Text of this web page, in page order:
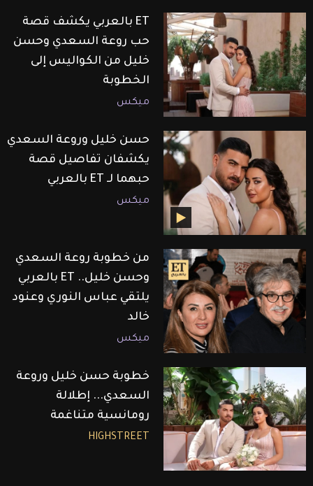
ET بالعربي يكشف قصة
حب روعة السعدي وحسن
خليل من الكواليس إلى
الخطوبة
ميكس
حسن خليل وروعة السعدي
يكشفان تفاصيل قصة
حبهما لـ ET بالعربي
ميكس
من خطوبة روعة السعدي
وحسن خليل.. ET بالعربي
يلتقي عباس النوري وعنود
خالد
ميكس
خطوبة حسن خليل وروعة
السعدي... إطلالة
رومانسية متناغمة
HIGHSTREET